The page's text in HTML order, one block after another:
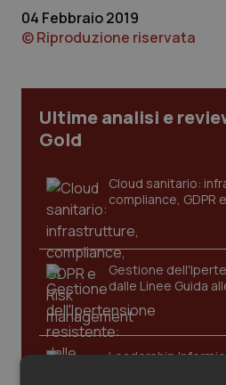
Basilicata
Campania
Friuli Venezia Giulia
Lazio
Liguria
Lombardia
Artrite & artrosi
Car-T
Dermatite Atopica
Diabete & glucometri
Disturbi dell’umore
Dolore
QS Club Newsletter
04 Febbraio 2019
© Riproduzione riservata
Ultime analisi e
Gold
Cloud sanitario:
compliance, GDPR
Gestione
dalle Linee Guida
Leadership